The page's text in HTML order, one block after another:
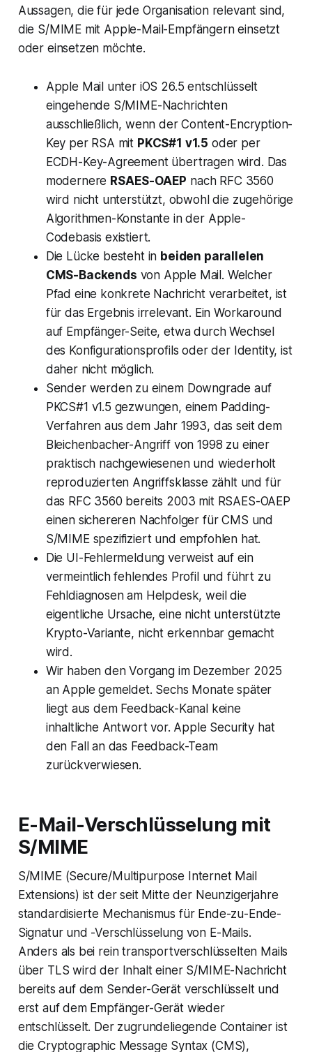
Aussagen, die für jede Organisation relevant sind,
die S/MIME mit Apple-Mail-Empfängern einsetzt
oder einsetzen möchte.
Apple Mail unter iOS 26.5 entschlüsselt
eingehende S/MIME-Nachrichten
ausschließlich, wenn der Content-Encryption-
Key per RSA mit PKCS#1 v1.5 oder per
ECDH-Key-Agreement übertragen wird. Das
modernere RSAES-OAEP nach RFC 3560
wird nicht unterstützt, obwohl die zugehörige
Algorithmen-Konstante in der Apple-
Codebasis existiert.
Die Lücke besteht in beiden parallelen
CMS-Backends von Apple Mail. Welcher
Pfad eine konkrete Nachricht verarbeitet, ist
für das Ergebnis irrelevant. Ein Workaround
auf Empfänger-Seite, etwa durch Wechsel
des Konfigurationsprofils oder der Identity, ist
daher nicht möglich.
Sender werden zu einem Downgrade auf
PKCS#1 v1.5 gezwungen, einem Padding-
Verfahren aus dem Jahr 1993, das seit dem
Bleichenbacher-Angriff von 1998 zu einer
praktisch nachgewiesenen und wiederholt
reproduzierten Angriffsklasse zählt und für
das RFC 3560 bereits 2003 mit RSAES-OAEP
einen sichereren Nachfolger für CMS und
S/MIME spezifiziert und empfohlen hat.
Die UI-Fehlermeldung verweist auf ein
vermeintlich fehlendes Profil und führt zu
Fehldiagnosen am Helpdesk, weil die
eigentliche Ursache, eine nicht unterstützte
Krypto-Variante, nicht erkennbar gemacht
wird.
Wir haben den Vorgang im Dezember 2025
an Apple gemeldet. Sechs Monate später
liegt aus dem Feedback-Kanal keine
inhaltliche Antwort vor. Apple Security hat
den Fall an das Feedback-Team
zurückverwiesen.
E-Mail-Verschlüsselung mit
S/MIME
S/MIME (Secure/Multipurpose Internet Mail
Extensions) ist der seit Mitte der Neunzigerjahre
standardisierte Mechanismus für Ende-zu-Ende-
Signatur und -Verschlüsselung von E-Mails.
Anders als bei rein transportverschlüsselten Mails
über TLS wird der Inhalt einer S/MIME-Nachricht
bereits auf dem Sender-Gerät verschlüsselt und
erst auf dem Empfänger-Gerät wieder
entschlüsselt. Der zugrundeliegende Container ist
die Cryptographic Message Syntax (CMS),